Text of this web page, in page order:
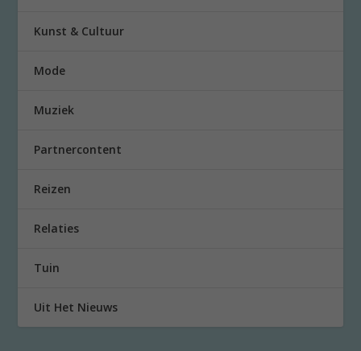
Kunst & Cultuur
Mode
Muziek
Partnercontent
Reizen
Relaties
Tuin
Uit Het Nieuws